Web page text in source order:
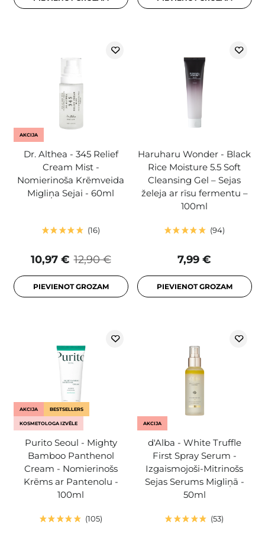
AKCIJA
Dr. Althea - 345 Relief
Cream Mist -
Nomierinoša Krēmveida
Migliņa Sejai - 60ml
16
12,90 €
10,97 €
PIEVIENOT GROZAM
Haruharu Wonder - Black
Rice Moisture 5.5 Soft
Cleansing Gel – Sejas
želeja ar rīsu fermentu –
100ml
94
7,99 €
PIEVIENOT GROZAM
AKCIJA BESTSELLERS
KOSMETOLOGA IZVĒLE
Purito Seoul - Mighty
Bamboo Panthenol
Cream - Nomierinošs
Krēms ar Pantenolu -
100ml
105
AKCIJA
d'Alba - White Truffle
First Spray Serum -
Izgaismojoši-Mitrinošs
Sejas Serums Migliņā -
50ml
53